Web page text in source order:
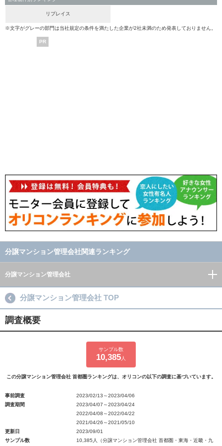
リプレイス
※文字がグレーの部門は当社規定の条件を満たした企業が2社未満のため発表しておりません。
PR
分譲マンション管理会社関連ランキング
分譲マンション管理会社
分譲マンション管理会社 TOP
調査概要
サンプル数
10,385 人
この分譲マンション管理会社 首都圏ランキングは、オリコンの以下の調査に基づいています。
事前調査
2023/02/13～2023/04/06
調査期間
2023/04/07～2023/04/24
2022/04/08～2022/04/22
2021/04/26～2021/05/10
更新日
2023/09/01
サンプル数
10,385人（分譲マンション管理会社 首都圏・東海・近畿・九